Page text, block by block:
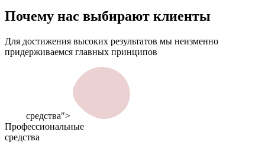
Почему нас выбирают клиенты
Для достижения высоких результатов мы неизменно
придерживаемся главных принципов
средства">
Профессиональные
средства